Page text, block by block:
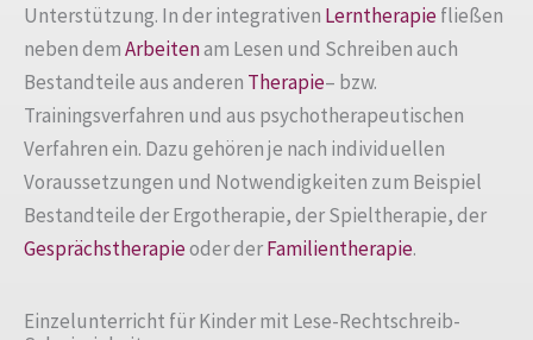
Unterstützung. In der integrativen Lerntherapiefließen
neben demArbeitenam Lesen und Schreiben auch
Bestandteile aus anderen Therapie– bzw.
Trainingsverfahren und aus psychotherapeutischen
Verfahren ein. Dazu gehören je nach individuellen
Voraussetzungen und Notwendigkeiten zum Beispiel
Bestandteile der Ergotherapie, der Spieltherapie, der
Gesprächstherapieoder derFamilientherapie.
Einzelunterricht für Kinder mit Lese-Rechtschreib-